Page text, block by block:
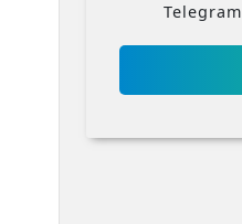
Telegram